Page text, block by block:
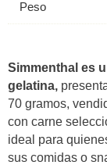
Peso
Simmenthal es
gelatina,
70 gramos,
con carne
ideal para
sus comidas o